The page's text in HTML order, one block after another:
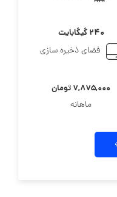
۲۴۰ گیگابایت
فضای ذخیره سازی
۷,۸۷۵,۰۰۰ تومان
ماهانه